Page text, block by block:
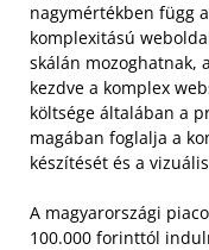
nagymértékben függ
komplexitású
skálán mozoghatnak,
kezdve a komplex
költsége általában a
magában foglalja a
készítését és a
A magyarországi
100.000 forinttól